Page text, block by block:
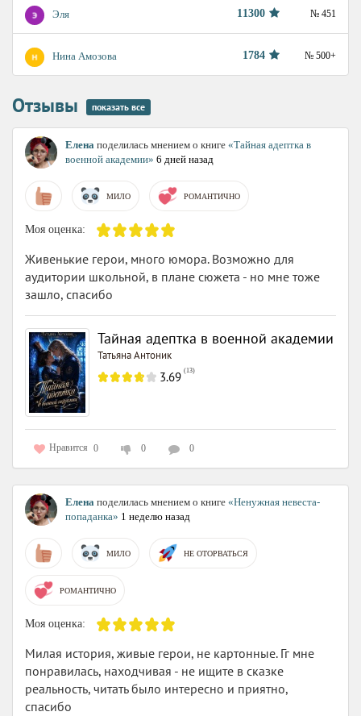
Эля 11300 № 451
Нина Амозова 1784 № 500+
Отзывы показать все
Елена поделилась мнением о книге «Тайная адептка в
военной академии» 6 дней назад
МИЛО РОМАНТИЧНО
Моя оценка:
Живенькие герои, много юмора. Возможно для
аудитории школьной, в плане сюжета - но мне тоже
зашло, спасибо
Тайная адептка в военной академии
Татьяна Антоник
3.69 (13)
Нравится 0 0 0
Елена поделилась мнением о книге «Ненужная невеста-
попаданка» 1 неделю назад
МИЛО НЕ ОТОРВАТЬСЯ
РОМАНТИЧНО
Моя оценка:
Милая история, живые герои, не картонные. Гг мне
понравилась, находчивая - не ищите в сказке
реальность, читать было интересно и приятно,
спасибо